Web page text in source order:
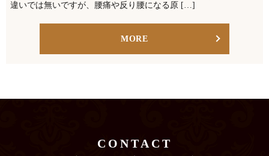
違いでは無いですが、腰痛や反り腰になる原 […]
MORE
CONTACT